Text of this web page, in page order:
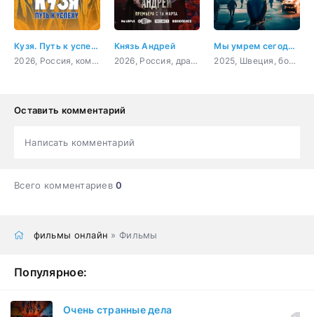
Кузя. Путь к успеху
2026, Россия, комедия
Князь Андрей
2026, Россия, драма, история, биография
Мы умрем сегодня ночью
2025, Швеция, боевик, триллер, криминал
Оставить комментарий
Написать комментарий
Всего комментариев0
фильмы онлайн » Фильмы
Популярное:
Очень странные дела